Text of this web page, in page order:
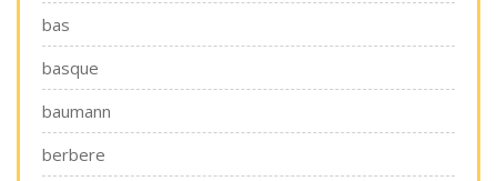
bas
basque
baumann
berbere